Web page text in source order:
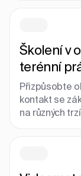
Školení v
terénní
Přizpůsobte
kontakt se
na různých